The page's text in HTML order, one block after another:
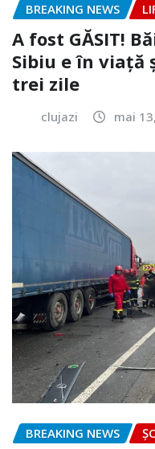
BREAKING NEWS
A fost GĂSIT!
Sibiu e în viață
trei zile
clujazi mai
BREAKING NEWS